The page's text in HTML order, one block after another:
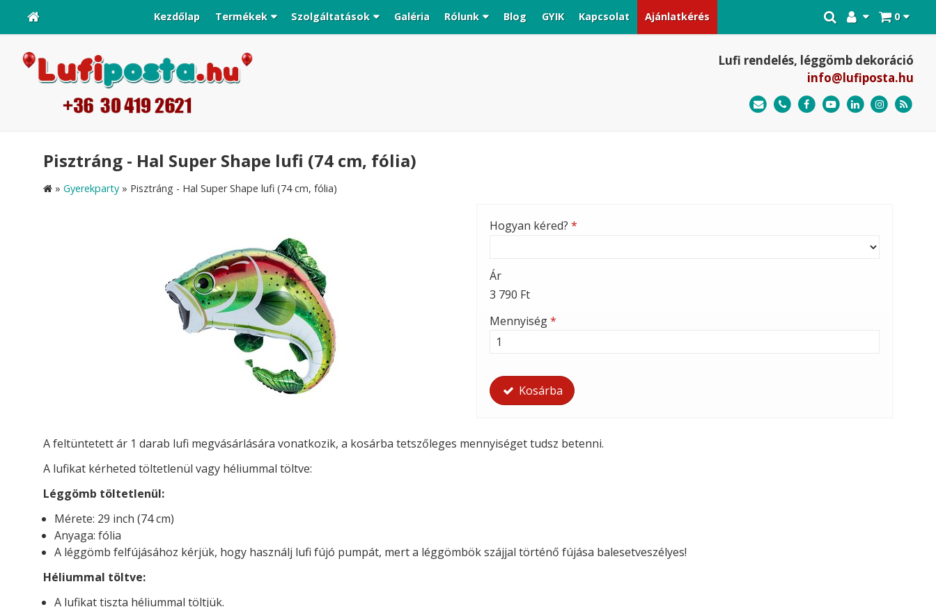
0
Kezdőlap Termékek Szolgáltatások Galéria Rólunk Blog GYIK Kapcsolat Ajánlatkérés
Lufi rendelés, léggömb dekoráció
info@lufiposta.hu
Pisztráng - Hal Super Shape lufi (74 cm, fólia)
» Gyerekparty » Pisztráng - Hal Super Shape lufi (74 cm, fólia)
Hogyan kéred? *
Ár
3 790 Ft
Mennyiség*
Kosárba
A feltüntetett ár 1 darab lufi megvásárlására vonatkozik, a kosárba tetszőleges mennyiséget tudsz betenni.
A lufikat kérheted töltetlenül vagy héliummal töltve:
Léggömb töltetlenül:
Mérete: 29 inch (74 cm)
Anyaga: fólia
A léggömb felfújásához kérjük, hogy használj lufi fújó pumpát, mert a léggömbök szájjal történő fújása balesetveszélyes!
Héliummal töltve:
A lufikat tiszta héliummal töltjük.